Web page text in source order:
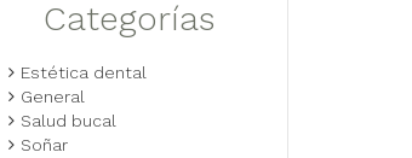
Categorías
Estética dental
General
Salud bucal
Soñar